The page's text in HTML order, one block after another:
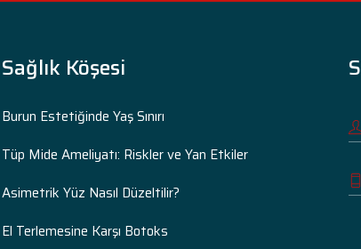
Sağlık Köşesi
Burun Estetiğinde Yaş Sınırı
Tüp Mide Ameliyatı: Riskler ve Yan Etkiler
Asimetrik Yüz Nasıl Düzeltilir?
El Terlemesine Karşı Botoks